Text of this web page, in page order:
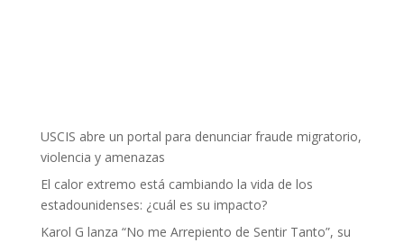
USCIS abre un portal para denunciar fraude migratorio,
violencia y amenazas
El calor extremo está cambiando la vida de los
estadounidenses: ¿cuál es su impacto?
Karol G lanza “No me Arrepiento de Sentir Tanto”, su